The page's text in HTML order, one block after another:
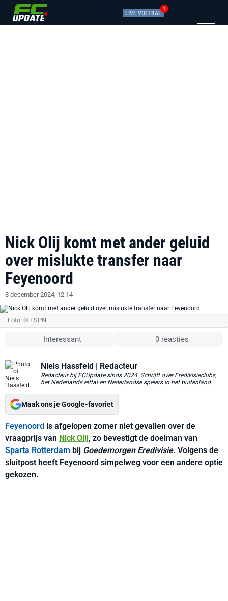
LIVE VOETBAL
1
Nick Olij komt met ander geluid
over mislukte transfer naar
Feyenoord
8 december 2024, 12:14
Foto: © ESPN
Interessant 0 reacties
Niels Hassfeld | Redacteur
Redacteur bij FCUpdate sinds 2024. Schrijft over Eredivisieclubs,
het Nederlands elftal en Nederlandse spelers in het buitenland.
Maak ons je Google-favoriet
Feyenoord is afgelopen zomer niet gevallen over de
vraagprijs van Nick Olij, zo bevestigt de doelman van
Sparta Rotterdam bij Goedemorgen Eredivisie. Volgens de
sluitpost heeft Feyenoord simpelweg voor een andere optie
gekozen.